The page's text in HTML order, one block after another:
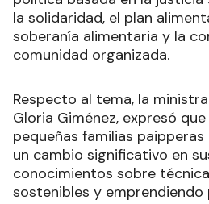
la solidaridad, el plan
soberanía alimentaria y la
comunidad organizada.
Respecto al tema, la
Gloria Giménez, expresó
pequeñas familias
un cambio significativo en
conocimientos sobre
sostenibles y